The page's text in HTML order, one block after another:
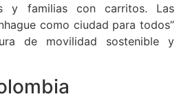
y familias con carritos. Las
como ciudad para todos”
de movilidad sostenible y